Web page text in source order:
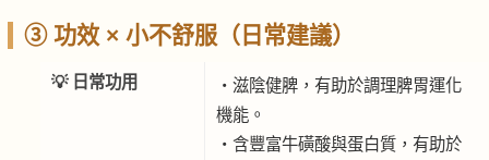
③ 功效 × 小不舒服（日常建議）
💡 日常功用
・滋陰健脾，有助於調理脾胃運化
機能。
・含豐富牛磺酸與蛋白質，有助於